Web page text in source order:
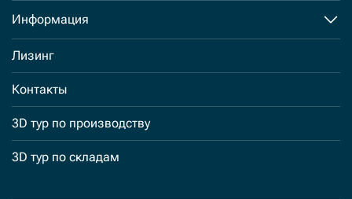
Информация
Лизинг
Контакты
3D тур по производству
3D тур по складам